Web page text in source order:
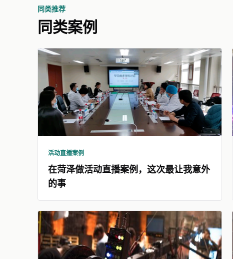
同类推荐
同类案例
活动直播案例
在菏泽做活动直播案例，这次最让我意外
的事